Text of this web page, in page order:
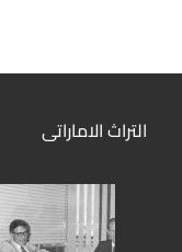
التراث الاماراتى